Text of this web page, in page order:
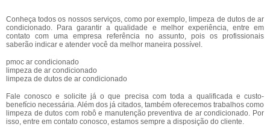
Conheça todos os nossos serviços, como por exemplo, limpeza de dutos de ar
condicionado. Para garantir a qualidade e melhor experiência, entre em
contato com uma empresa referência no assunto, pois os profissionais
saberão indicar e atender você da melhor maneira possível.
pmoc ar condicionado
limpeza de ar condicionado
limpeza de dutos de ar condicionado
Fale conosco e solicite já o que precisa com toda a qualificada e custo-
benefício necessária. Além dos já citados, também oferecemos trabalhos como
limpeza de dutos com robô e manutenção preventiva de ar condicionado. Por
isso, entre em contato conosco, estamos sempre a disposição do cliente.